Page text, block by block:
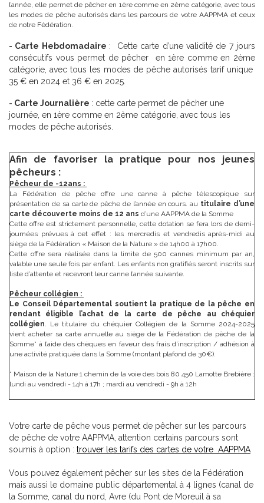
l’année, elle permet de pêcher en 1ère comme en 2ème catégorie, avec tous
les modes de pêche autorisés dans les parcours de votre AAPPMA et ceux
de notre Fédération.
- Carte Hebdomadaire : Cette carte d’une validité de 7 jours
consécutifs vous permet de pêcher en 1ère comme en 2ème
catégorie, avec tous les modes de pêche autorisés tarif unique
35 € en 2024 et 36 € en 2025.
- Carte Journalière : cette carte permet de pêcher une
journée, en 1ère comme en 2ème catégorie, avec tous les
modes de pêche autorisés.
Afin de favoriser la pratique pour nos jeunes
pêcheurs :
Pêcheur de -12ans :
La Fédération de pêche offre une canne à pêche télescopique sur
présentation de sa carte de pêche de l’année en cours. au titulaire d’une
carte découverte moins de 12 ans d’une AAPPMA de la Somme
Cette offre est strictement personnelle, cette dotation se fera lors de demi-
journées prévues à cet effet : les mercredis et vendredis après-midi au
siège de la Fédération « Maison de la Nature » de 14h00 à 17h00.
Cette offre sera réalisée dans la limite de 500 cannes minimum par an,
valable une seule fois par enfant. Les enfants non gratifiés seront inscrits sur
liste d’attente et recevront leur canne l’année suivante.
Pêcheur collégien :
Le Conseil Départemental soutient la pratique de la pêche en
rendant éligible l’achat de la carte de pêche au chéquier
collégien. Le titulaire du chéquier Collégien de la Somme 2024-2025
vient acheter sa carte annuelle au siège de la Fédération de pêche de la
Somme* à l’aide des chèques en faveur des frais d’inscription / adhésion à
une activité pratiquée dans la Somme (montant plafond de 30€).
* Maison de la Nature 1 chemin de la voie des bois 80 450 Lamotte Brebière :
lundi au vendredi - 14h à 17h ; mardi au vendredi - 9h à 12h
Votre carte de pêche vous permet de pêcher sur les parcours
de pêche de votre AAPPMA, attention certains parcours sont
soumis à option : trouver les tarifs des cartes de votre AAPPMA
Vous pouvez également pêcher sur les sites de la Fédération
mais aussi le domaine public départemental à 4 lignes (canal de
la Somme, canal du nord, Avre (du Pont de Moreuil à sa